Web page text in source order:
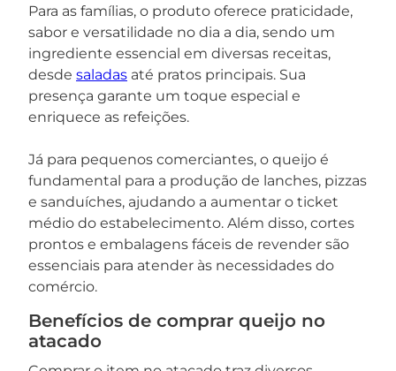
Para as famílias, o produto oferece praticidade,
sabor e versatilidade no dia a dia, sendo um
ingrediente essencial em diversas receitas,
desde saladas até pratos principais. Sua
presença garante um toque especial e
enriquece as refeições.
Já para pequenos comerciantes, o queijo é
fundamental para a produção de lanches, pizzas
e sanduíches, ajudando a aumentar o ticket
médio do estabelecimento. Além disso, cortes
prontos e embalagens fáceis de revender são
essenciais para atender às necessidades do
comércio.
Benefícios de comprar queijo no
atacado